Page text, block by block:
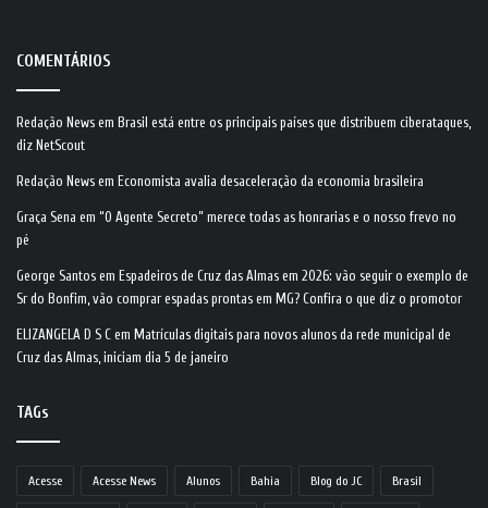
COMENTÁRIOS
Redação News em Brasil está entre os principais países que distribuem ciberataques,
diz NetScout
Redação News em Economista avalia desaceleração da economia brasileira
Graça Sena em “O Agente Secreto” merece todas as honrarias e o nosso frevo no
pé
George Santos em Espadeiros de Cruz das Almas em 2026: vão seguir o exemplo de
Sr do Bonfim, vão comprar espadas prontas em MG? Confira o que diz o promotor
ELIZANGELA D S C em Matrículas digitais para novos alunos da rede municipal de
Cruz das Almas, iniciam dia 5 de janeiro
TAGs
Acesse Acesse News Alunos Bahia Blog do JC Brasil